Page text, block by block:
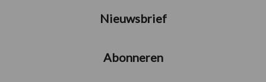
Nieuwsbrief
Abonneren